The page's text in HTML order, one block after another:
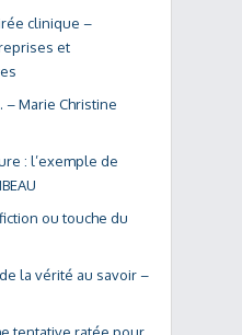
clinique –
et
Marie Christine
: l’exemple de
ou touche du
la vérité au savoir –